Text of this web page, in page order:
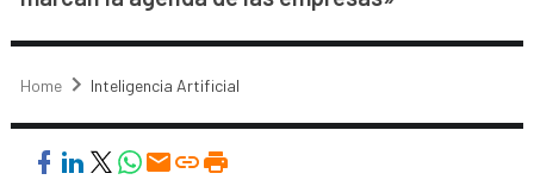
Home Inteligencia Artificial